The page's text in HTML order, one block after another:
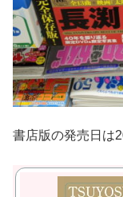
書店版の発売日は